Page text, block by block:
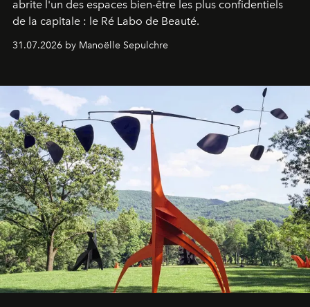
abrite l'un des espaces bien-être les plus confidentiels
de la capitale : le Ré Labo de Beauté.
31.07.2026 by Manoëlle Sepulchre